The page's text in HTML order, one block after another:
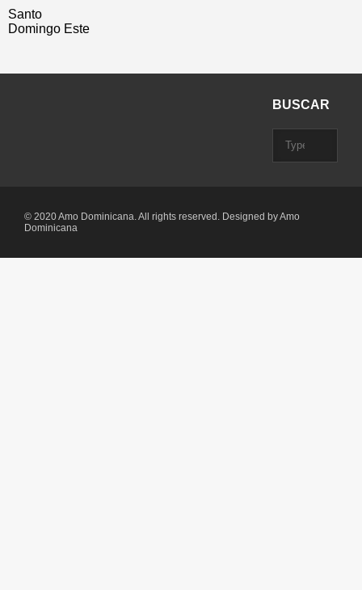
Santo
Domingo Este
BUSCAR
© 2020 Amo Dominicana. All rights reserved. Designed by Amo
Dominicana